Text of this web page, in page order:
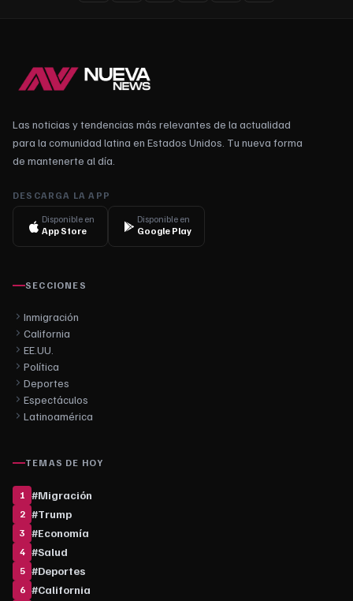
Las noticias y tendencias más relevantes de la actualidad
para la comunidad latina en Estados Unidos. Tu nueva forma
de mantenerte al día.
DESCARGA LA APP
Disponible en
App Store
Disponible en
Google Play
SECCIONES
Inmigración
California
EE.UU.
Política
Deportes
Espectáculos
Latinoamérica
TEMAS DE HOY
1 #Migración
2 #Trump
3 #Economía
4 #Salud
5 #Deportes
6 #California